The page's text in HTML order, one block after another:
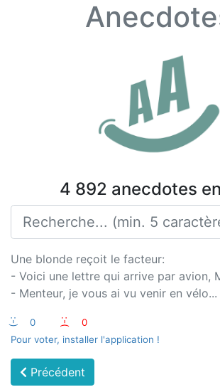
4 892 anecdotes
Une blonde reçoit le facteur:
- Voici une lettre qui arrive par avion,
- Menteur, je vous ai vu venir en vélo...
:-) 0 :-(
0
Pour voter, installer l'application !
Précédent